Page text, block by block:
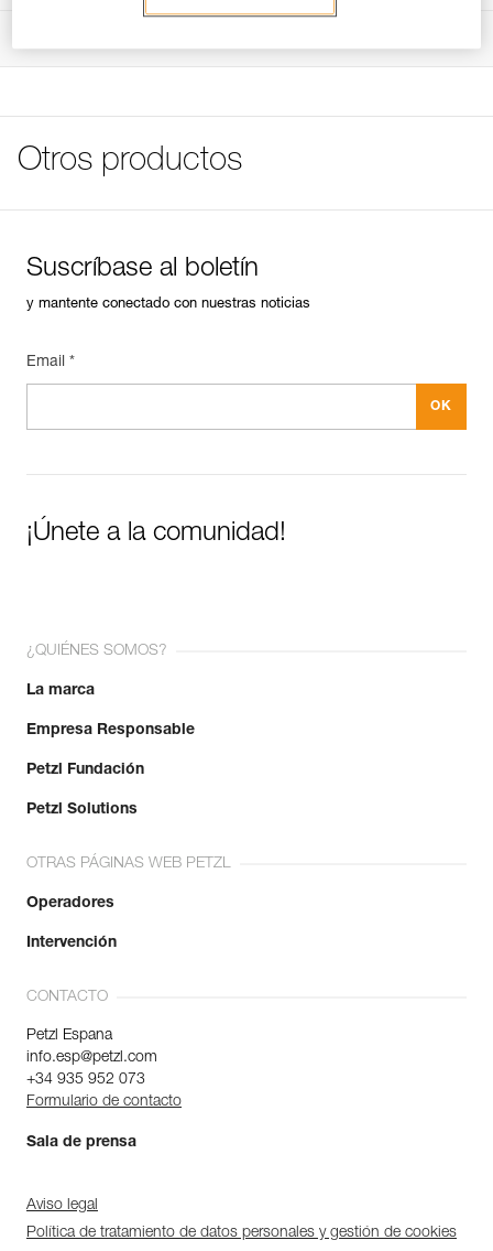
Características por referencia
Referencia : P36GS 10
Diámetro : 10 mm
Peso : 45 g
Pack : 1
Diámetro : 12 mm
Peso : 80 g
Garantía : 3 Años
Pack : 1
STAINLESS-HCR-1
FAQ
Ver todo el contenido técnico
Otros productos
Suscríbase al boletín
y mantente conectado con nuestras noticias
Email *
¡Únete a la comunidad!
¿QUIÉNES SOMOS?
La marca
Empresa Responsable
Petzl Fundación
Petzl Solutions
OTRAS PÁGINAS WEB PETZL
Operadores
Intervención
CONTACTO
Petzl Espana
info.esp@petzl.com
+34 935 952 073
Formulario de contacto
Sala de prensa
Aviso legal
Política de tratamiento de datos personales y gestión de cookies